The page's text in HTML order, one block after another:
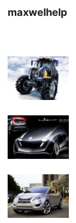
maxwelhelp